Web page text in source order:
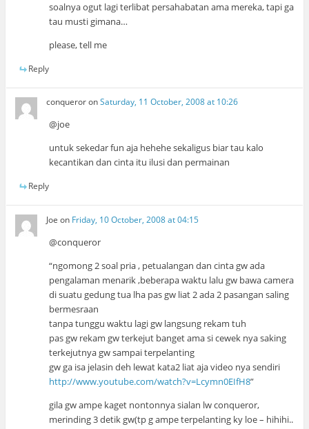
soalnya ogut lagi terlibat persahabatan ama mereka, tapi ga
tau musti gimana…
please, tell me
Reply
conqueroronSaturday, 11 October, 2008 at 10:26
@joe
untuk sekedar fun aja hehehe sekaligus biar tau kalo
kecantikan dan cinta itu ilusi dan permainan
Reply
Joe on Friday, 10 October, 2008 at 04:15
@conqueror
“ngomong 2 soal pria , petualangan dan cinta gw ada
pengalaman menarik ,beberapa waktu lalu gw bawa camera
di suatu gedung tua lha pas gw liat 2 ada 2 pasangan saling
bermesraan
tanpa tunggu waktu lagi gw langsung rekam tuh
pas gw rekam gw terkejut banget ama si cewek nya saking
terkejutnya gw sampai terpelanting
gw ga isa jelasin deh lewat kata2 liat aja video nya sendiri
http://www.youtube.com/watch?v=Lcymn0EIfH8”
gila gw ampe kaget nontonnya sialan lw conqueror,
merinding 3 detik gw(tp g ampe terpelanting ky loe – hihihi..